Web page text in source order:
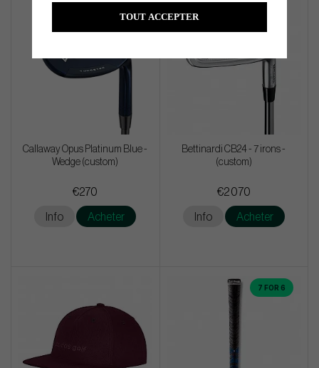
Callaway Opus Platinum Blue -
Wedge (custom)
€270
Info Acheter
Bettinardi CB24 - 7 irons -
(custom)
€2 070
Info Acheter
7 FOR 6
TOUT ACCEPTER